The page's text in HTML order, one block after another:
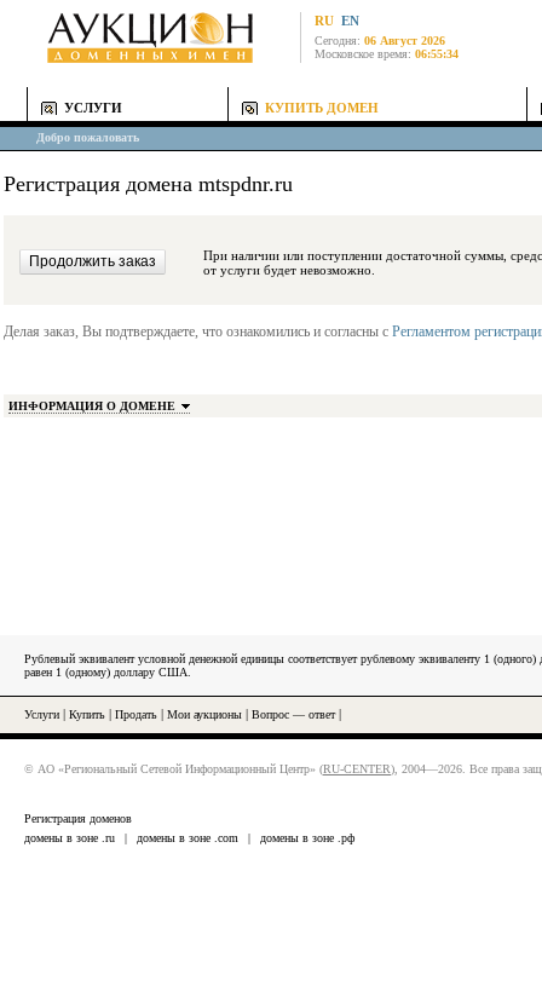
RU EN
Сегодня: 06 Август 2026
Московское время: 06:55:34
УСЛУГИ КУПИТЬ ДОМЕН
Добро пожаловать
Регистрация домена mtspdnr.ru
При наличии или поступлении достаточной суммы, средства будут
от услуги будет невозможно.
Делая заказ, Вы подтверждаете, что ознакомились и согласны с Регламентом
ИНФОРМАЦИЯ О ДОМЕНЕ
Рублевый эквивалент условной денежной единицы соответствует рублевому эквиваленту 1
равен 1 (одному) доллару США.
Услуги Купить Продать Мои аукционы Вопрос — ответ|
© АО «Региональный Сетевой Информационный Центр» (RU-CENTER), 2004—2026. Все права
Регистрация доменов
домены в зоне .ru
| домены в зоне .com | домены в зоне .рф